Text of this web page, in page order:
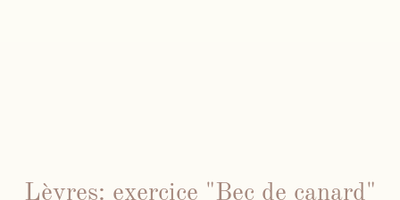
Lèvres: exercice "Bec de canard"